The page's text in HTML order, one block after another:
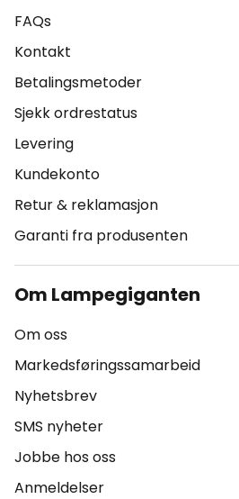
FAQs
Kontakt
Betalingsmetoder
Sjekk ordrestatus
Levering
Kundekonto
Retur & reklamasjon
Garanti fra produsenten
Om Lampegiganten
Om oss
Markedsføringssamarbeid
Nyhetsbrev
SMS nyheter
Jobbe hos oss
Anmeldelser